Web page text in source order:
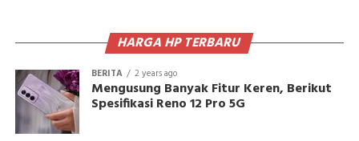
HARGA HP TERBARU
BERITA 2 years ago
Mengusung Banyak Fitur Keren, Berikut
Spesifikasi Reno 12 Pro 5G